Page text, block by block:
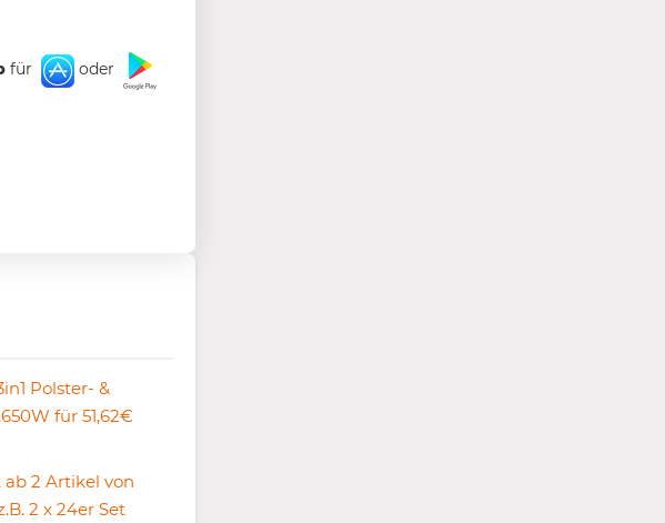
für oder
Polster- &
für 51,62€
ab 2 Artikel von
2 x 24er Set